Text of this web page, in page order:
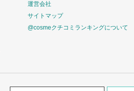
運営会社
サイトマップ
@cosmeクチコミランキングについて